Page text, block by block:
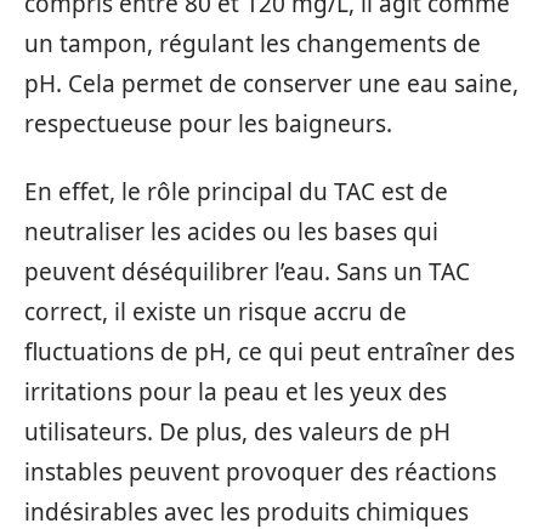
un tampon, régulant les changements de
pH. Cela permet de conserver une eau saine,
respectueuse pour les baigneurs.
En effet, le rôle principal du TAC est de
neutraliser les acides ou les bases qui
peuvent déséquilibrer l’eau. Sans un TAC
correct, il existe un risque accru de
fluctuations de pH, ce qui peut entraîner des
irritations pour la peau et les yeux des
utilisateurs. De plus, des valeurs de pH
instables peuvent provoquer des réactions
indésirables avec les produits chimiques